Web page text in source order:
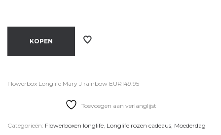
KOPEN
Flowerbox Longlife Mary J rainbow EUR149.95
Toevoegen aan verlanglijst
Categorieën: Flowerboxen longlife, Longlife rozen cadeaus, Moederdag